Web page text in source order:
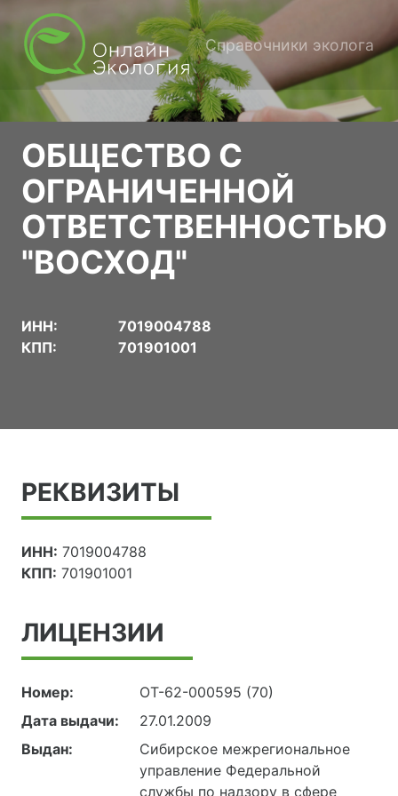
Справочники эколога
ОБЩЕСТВО С
ОГРАНИЧЕННОЙ
ОТВЕТСТВЕННОСТЬЮ
"ВОСХОД"
ИНН:
7019004788
КПП:
701901001
РЕКВИЗИТЫ
ИНН: 7019004788
КПП: 701901001
ЛИЦЕНЗИИ
Номер:
ОТ-62-000595 (70)
Дата выдачи:
27.01.2009
Выдан:
Сибирское межрегиональное
управление Федеральной
службы по надзору в сфере